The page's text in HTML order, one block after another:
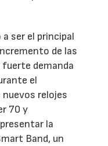
ser el principal
de las
demanda
el
relojes
70 y
la
Band, un